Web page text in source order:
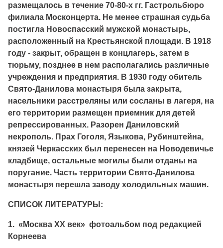
размещалось в течение 70-80-х гг. Гастрольбюро
филиала Москонцерта. Не менее страшная судьба
постигла Новоспасский мужской монастырь,
расположенный на Крестьянской площади. В 1918
году - закрыт, обращен в концлагерь, затем в
тюрьму, позднее в нем располагались различные
учреждения и предприятия. В 1930 году обитель
Свято-Данилова монастыря была закрыта,
насельники расстреляны или сосланы в лагеря, на
его территории размещен приемник для детей
репрессированных. Разорен Даниловский
некрополь. Прах Гоголя, Языкова, Рубинштейна,
князей Черкасских был перенесен на Новодевичье
кладбище, остальные могилы были отданы на
поругание. Часть территории Свято-Данилова
монастыря перешла заводу холодильных машин.
СПИСОК ЛИТЕРАТУРЫ:
1. «Москва XX век» фотоальбом под редакцией
Корнеева